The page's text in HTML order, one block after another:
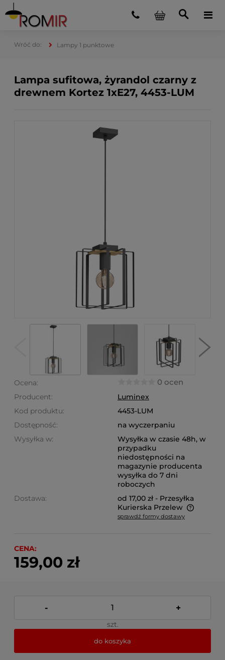
Lampy 1 punktowe
Lampa sufitowa, żyrandol czarny z
drewnem Kortez 1xE27, 4453-LUM
Ocena: 0 ocen
Producent:
Luminex
Kod produktu:
4453-LUM
Dostępność:
na wyczerpaniu
Wysyłka w:
Wysyłka w czasie 48h, w
przypadku
niedostępności na
magazynie producenta
wysyłka do 7 dni
roboczych
Dostawa:
od 17,00 zł - Przesyłka
Kurierska Przelew
Cena nie zawiera ewentualnych kosztów płatności
sprawdź formy dostawy
CENA:
159,00 zł
- +
szt.
do koszyka